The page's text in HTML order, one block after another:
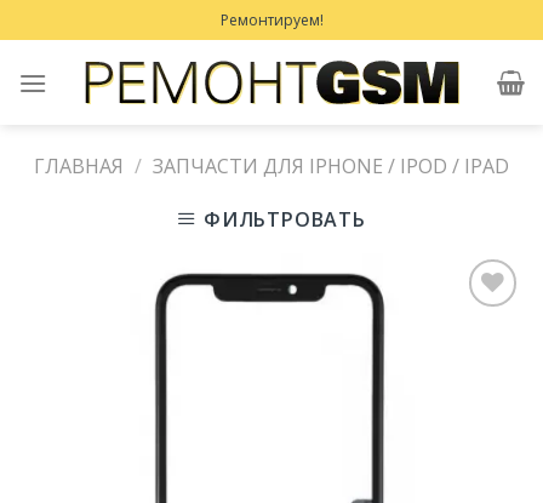
to
content
Ремонтируем!
ГЛАВНАЯ / ЗАПЧАСТИ ДЛЯ IPHONE / IPOD / IPAD
ФИЛЬТРОВАТЬ